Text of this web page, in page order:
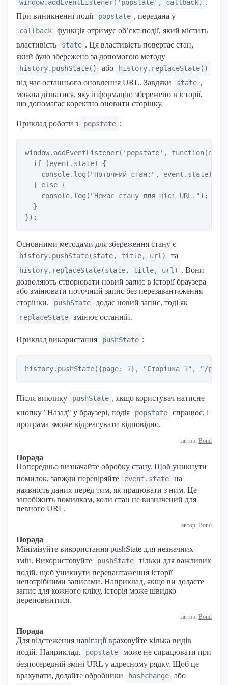
window.addEventListener('popstate', callback) .
При виникненні події
popstate , передана у
callback
функція отримує об’єкт події, який містить
властивість
state . Ця властивість повертає стан,
який було збережено за допомогою методу
history.pushState() або history.replaceState()
під час останнього оновлення URL. Завдяки state ,
можна дізнатися, яку інформацію збережено в історії,
що допомагає коректно оновити сторінку.
Приклад роботи з popstate :
window.addEventListener('popstate',
  if (event.state) {
    console.log("Поточний стан:", event.state);
  } else {
    console.log("Немає стану для цієї URL.");
  }
Основними методами для збереження стану є
history.pushState(state, title, url) та
history.replaceState(state, title, url) . Вони
дозволяють створювати новий запис в історії браузера
або змінювати поточний запис без перезавантаження
сторінки.
pushState додає новий запис, тоді як
replaceState змінює останній.
Приклад використання pushState :
Після виклику pushState , якщо користувач натисне
кнопку "Назад" у браузері, подія
popstate
спрацює, і
програма зможе відреагувати відповідно.
автор: Bond
Порада
Попередньо визначайте обробку стану. Щоб уникнути
помилок, завжди перевіряйте
event.state
на
наявність даних перед тим, як працювати з ним. Це
запобіжить помилкам, коли стан не визначений для
певного URL.
автор: Bond
Порада
Мінімізуйте використання pushState для незначних
змін. Використовуйте
pushState
тільки для важливих
подій, щоб уникнути перевантаження історії
непотрібними записами. Наприклад, якщо ви додаєте
запис для кожного кліку, історія може швидко
переповнитися.
автор: Bond
Порада
Для відстеження навігації враховуйте кілька видів
подій. Наприклад,
popstate
може не спрацювати при
безпосередній зміні URL у адресному рядку. Щоб це
врахувати, додайте обробники
hashchange або